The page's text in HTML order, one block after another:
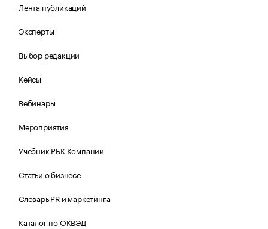
Лента публикаций
Эксперты
Выбор редакции
Кейсы
Вебинары
Мероприятия
Учебник РБК Компании
Статьи о бизнесе
Словарь PR и маркетинга
Каталог по ОКВЭД